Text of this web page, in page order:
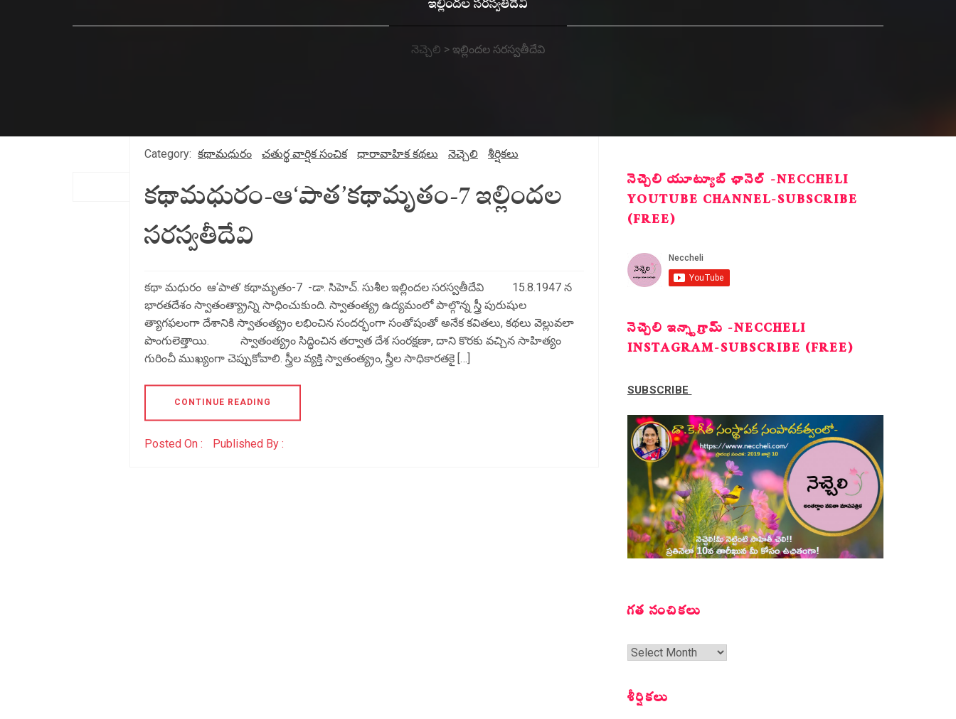
ఇల్లిందల సరస్వతీదేవి
నెచ్చెలి > ఇల్లిందల సరస్వతీదేవి
Category: కథామధురం చతుర్థ వార్షిక సంచిక ధారావాహిక కథలు నెచ్చెలి శీర్షికలు
కథామధురం-ఆ‘పాత’కథామృతం-7 ఇల్లిందల
సరస్వతీదేవి
కథా మధురం ఆ‘పాత’ కథామృతం-7 -డా. సిహెచ్. సుశీల ఇల్లిందల సరస్వతీదేవి 15.8.1947 న
భారతదేశం స్వాతంత్య్రాన్ని సాధించుకుంది. స్వాతంత్య్ర ఉద్యమంలో పాల్గొన్న స్త్రీ పురుషుల
త్యాగఫలంగా దేశానికి స్వాతంత్య్రం లభించిన సందర్భంగా సంతోషంతో అనేక కవితలు, కథలు వెల్లువలా
పొంగులెత్తాయి. స్వాతంత్య్రం సిద్ధించిన తర్వాత దేశ సంరక్షణా, దాని కొరకు వచ్చిన సాహిత్యం
గురించీ ముఖ్యంగా చెప్పుకోవాలి. స్త్రీల వ్యక్తి స్వాతంత్య్రం, స్త్రీల సాధికారతకై […]
CONTINUE READING
Posted On : Published By :
నెచ్చెలి యూట్యూబ్ ఛానెల్ -NECCHELI
YOUTUBE CHANNEL-SUBSCRIBE
(FREE)
నెచ్చెలి ఇన్స్టాగ్రామ్ -NECCHELI
INSTAGRAM-SUBSCRIBE (FREE)
SUBSCRIBE
గత సంచికలు
గత
శీర్షికలు